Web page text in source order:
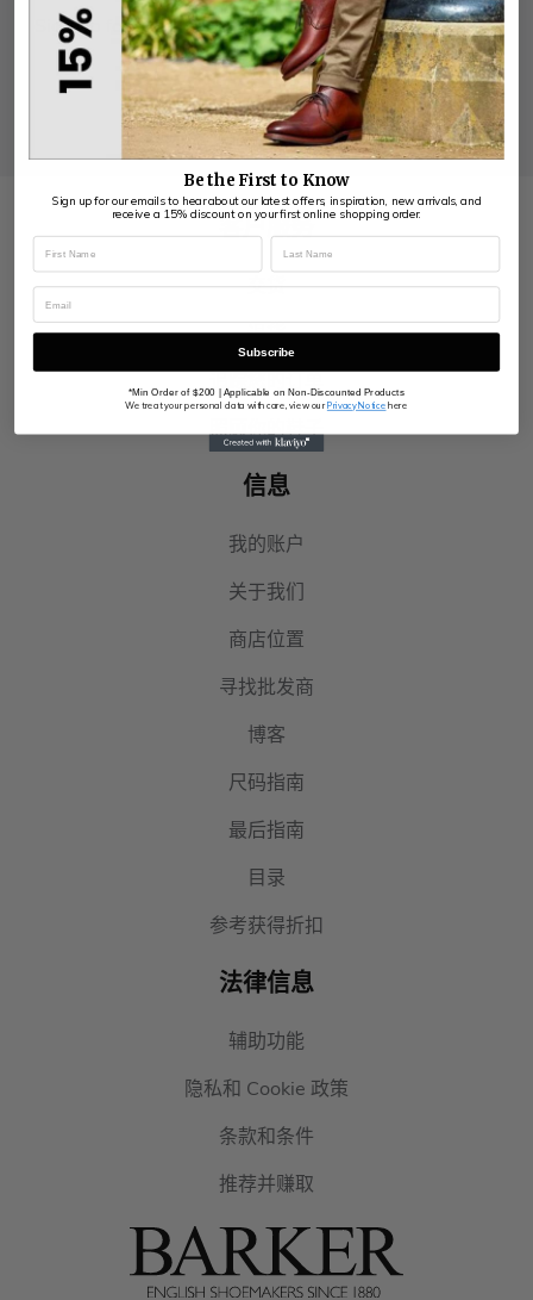
Sign up for our emails to hear about our latest offers,
inspiration and new arrivals
Sign me up for emails
客户服务
交货
退货
照顾你的鞋子
信息
我的账户
关于我们
商店位置
寻找批发商
博客
尺码指南
最后指南
目录
参考获得折扣
法律信息
辅助功能
隐私和 Cookie 政策
条款和条件
推荐并赚取
Be the First to Know​
Sign up for our emails to hear about our latest offers, inspiration, new arrivals, and
receive a 15% discount on your first online shopping order.
Subscribe
*Min Order of $200 | Applicable on Non-Discounted Products
We treat your personal data with care, view ourPrivacy Notice here